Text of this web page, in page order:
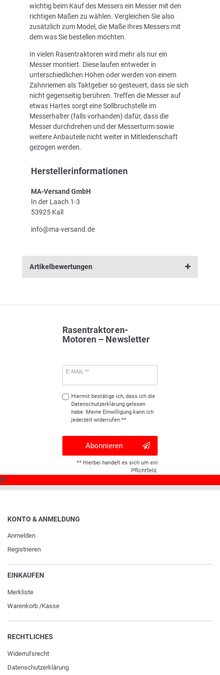
wichtig beim Kauf des Messers ein Messer mit den
richtigen Maßen zu wählen. Vergleichen Sie also
zusätzlich zum Model, die Maße Ihres Messers mit
dem was Sie bestellen möchten.
In vielen Rasentraktoren wird mehr als nur ein
Messer montiert. Diese laufen entweder in
unterschiedlichen Höhen oder werden von einem
Zahnriemen als Taktgeber so gesteuert, dass sie sich
nicht gegenseitig berühren. Treffen die Messer auf
etwas Hartes sorgt eine Sollbruchstelle im
Messerhalter (falls vorhanden) dafür, dass die
Messer durchdrehen und der Messerturm sowie
weitere Anbauteile nicht weiter in Mitleidenschaft
gezogen werden.
Herstellerinformationen
MA-Versand GmbH
In der Laach 1-3
53925 Kall
info@ma-versand.de
Artikelbewertungen
Rasentraktoren-
Motoren – Newsletter
E-MAIL **
Hiermit bestätige ich, dass ich die
Daten­schutz­erklärunggelesen
habe. Meine Einwilligung kann ich
jederzeit widerrufen.**
Abonnieren
** Hierbei handelt es sich um ein
Pflichtfeld.
KONTO & ANMELDUNG
Anmelden
Registrieren
EINKAUFEN
Merkliste
Warenkorb /Kasse
RECHTLICHES
Widerrufs­recht
Daten­schutz­erklärung